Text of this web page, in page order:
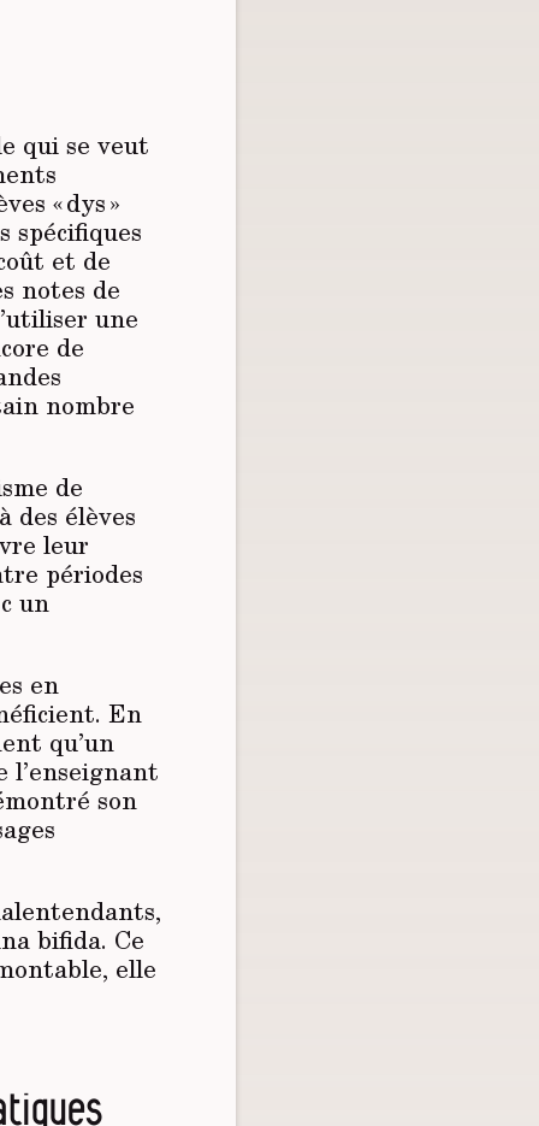
qui se veut
« dys »
spécifiques
et de
notes de
une
de
nombre
de
des élèves
leur
périodes
un
en
En
qu’un
l’enseignant
son
bifida. Ce
elle